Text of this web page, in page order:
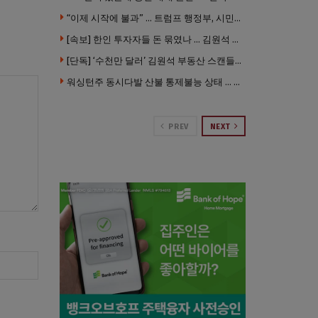
“이제 시작에 불과” … 트럼프 행정부, 시민권 박탈 본격화
[속보] 한인 투자자들 돈 묶였나 … 김원석 회사들 챕터7 강제파산·자진파산 잇따라 신청
[단독] ‘수천만 달러’ 김원석 부동산 스캔들 새 국면 … 한인 투자자들 소송 잇따라 ‘디폴트’ 절차
워싱턴주 동시다발 산불 통제불능 상태 … 이재민 수십만명
PREV NEXT